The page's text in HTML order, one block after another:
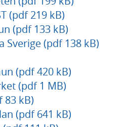
(pdf 219 kB)
(pdf 133 kB)
Sverige (pdf 138 kB)
(pdf 420 kB)
(pdf 1 MB)
83 kB)
(pdf 641 kB)